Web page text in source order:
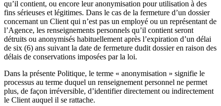
qu’il contient, ou encore leur anonymisation pour utilisation à des
fins sérieuses et légitimes. Dans le cas de la fermeture d’un dossier
concernant un Client qui n’est pas un employé ou un représentant de
l’Agence, les renseignements personnels qu’il contient seront
détruits ou anonymisés habituellement après l’expiration d’un délai
de six (6) ans suivant la date de fermeture dudit dossier en raison des
délais de conservations imposées par la loi.
Dans la présente Politique, le terme « anonymisation » signifie le
processus au terme duquel un renseignement personnel ne permet
plus, de façon irréversible, d’identifier directement ou indirectement
le Client auquel il se rattache.